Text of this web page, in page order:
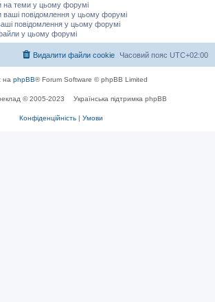
на теми у цьому форумі
ваші повідомлення у цьому форумі
повідомлення у цьому форумі
у цьому форумі
Часовий пояс UTC+02:00
Видалити файли cookie
на phpBB® Forum Software © phpBB Limited
© 2005-2023 Українська підтримка phpBB
Конфіденційність | Умови